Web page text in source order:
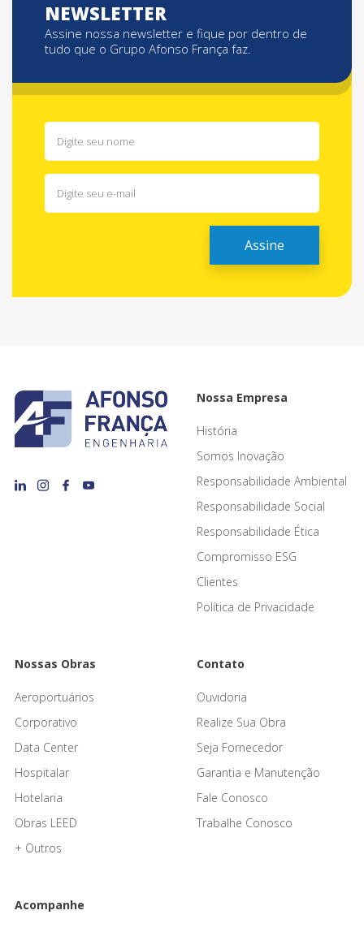
NEWSLETTER
Assine nossa newsletter e fique por dentro de
tudo que o Grupo Afonso França faz.
Nossa Empresa
História
Somos Inovação
Responsabilidade Ambiental
Responsabilidade Social
Responsabilidade Ética
Compromisso ESG
Clientes
Política de Privacidade
Nossas Obras
Aeroportuários
Corporativo
Data Center
Hospitalar
Hotelaria
Obras LEED
+ Outros
Contato
Ouvidoria
Realize Sua Obra
Seja Fornecedor
Garantia e Manutenção
Fale Conosco
Trabalhe Conosco
Acompanhe